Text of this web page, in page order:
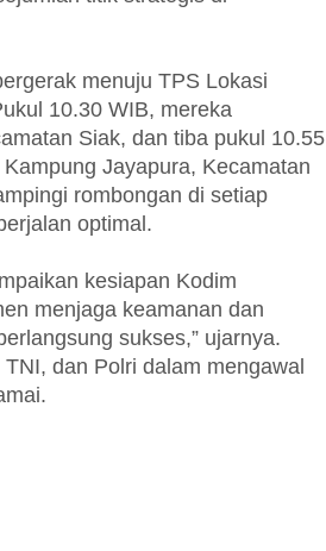
menuju TPS Lokasi
10.30 WIB, mereka
Siak, dan tiba pukul 10.55
Jayapura, Kecamatan
rombongan di setiap
optimal.
kesiapan Kodim
menjaga keamanan dan
sukses,” ujarnya.
dan Polri dalam mengawal